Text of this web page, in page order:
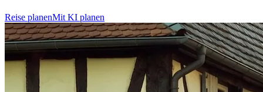
Reise planenMit KI planen